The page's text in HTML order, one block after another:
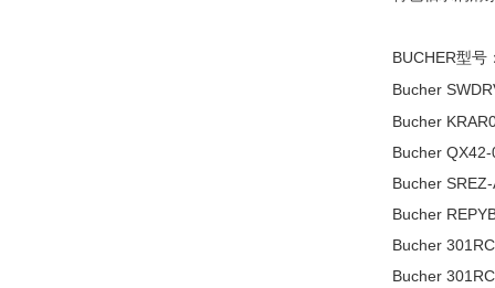
BUCHER型号
Bucher
Bucher
Bucher
Bucher
Bucher
Bucher
Bucher